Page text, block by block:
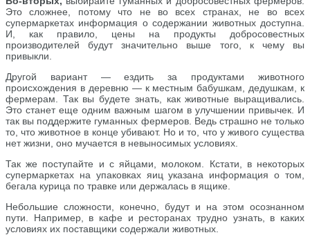
Это сложнее, потому что не во всех странах, не во всех
супермаркетах информация о содержании животных доступна.
И, как правило, цены на продукты добросовестных
производителей будут значительно выше того, к чему вы
привыкли.
Другой вариант — ездить за продуктами животного
происхождения в деревню — к местным бабушкам, дедушкам, к
фермерам. Так вы будете знать, как животные выращивались.
Это станет еще одним важным шагом в улучшении привычек. И
так вы поддержите гуманных фермеров. Ведь страшно не только
то, что животное в конце убивают. Но и то, что у живого существа
нет жизни, оно мучается в невыносимых условиях.
Так же поступайте и с яйцами, молоком. Кстати, в некоторых
супермаркетах на упаковках яиц указана информация о том,
бегала курица по травке или держалась в ящике.
Небольшие сложности, конечно, будут и на этом осознанном
пути. Например, в кафе и ресторанах трудно узнать, в каких
условиях их поставщики содержали животных.